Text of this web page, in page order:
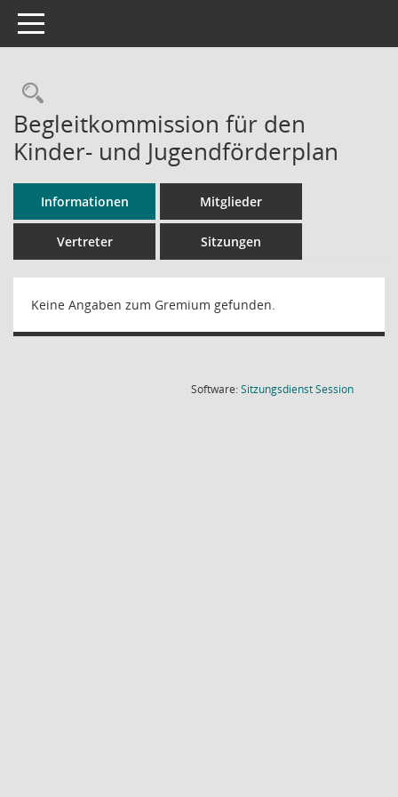
Toggle navigation
Rechercheauswahl
Begleitkommission für den
Kinder- und Jugendförderplan
Informationen Mitglieder
Vertreter Sitzungen
Keine Angaben zum Gremium gefunden.
Software:SitzungsdienstSession(Wird in